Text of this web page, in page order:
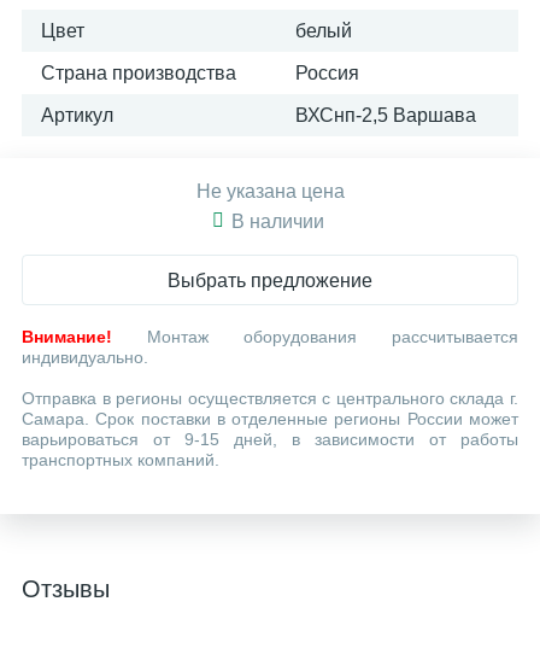
Цвет белый
Страна производства Россия
Артикул ВХСнп-2,5 Варшава
Не указана цена
В наличии
Выбрать предложение
Внимание! Монтаж оборудования рассчитывается
индивидуально.
Отправка в регионы осуществляется с центрального склада г.
Самара. Срок поставки в отделенные регионы России может
варьироваться от 9-15 дней, в зависимости от работы
транспортных компаний.
Отзывы